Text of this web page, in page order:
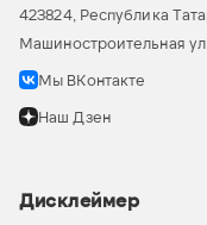
423824, Республика
Машиностроительная
Мы ВКонтакте
Наш Дзен
Дисклеймер